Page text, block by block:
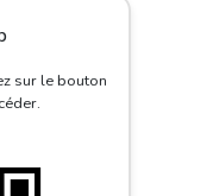
sur le bouton